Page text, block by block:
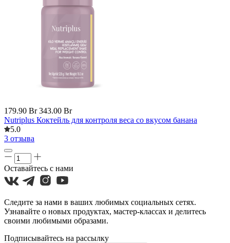
179.90 Br 343.00 Br
Nutriplus Коктейль для контроля веса со вкусом банана
5.0
3 отзыва
Оставайтесь с нами
Следите за нами в ваших любимых социальных сетях.
Узнавайте о новых продуктах, мастер-классах и делитесь
своими любимыми образами.
Подписывайтесь на рассылку